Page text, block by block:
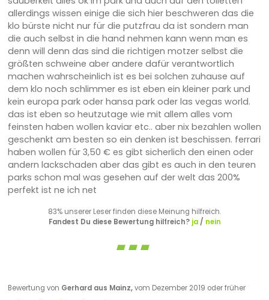
allerdings wissen einige die sich hier beschweren das die
klo bürste nicht nur für die putzfrau da ist sondern man
die auch selbst in die hand nehmen kann wenn man es
denn will denn das sind die richtigen motzer selbst die
größten schweine aber andere dafür verantwortlich
machen wahrscheinlich ist es bei solchen zuhause auf
dem klo noch schlimmer es ist eben ein kleiner park und
kein europa park oder hansa park oder las vegas world.
das ist eben so heutzutage wie mit allem alles vom
feinsten haben wollen kaviar etc.. aber nix bezahlen wollen
geschenkt am besten so ein denken ist beschissen. ferrari
haben wollen für 3,50 € es gibt sicherlich den einen oder
andern lackschaden aber das gibt es auch in den teuren
parks schon mal was gesehen auf der welt das 200%
perfekt ist ne ich net
83% unserer Leser finden diese Meinung hilfreich.
Fandest Du diese Bewertung hilfreich? ja/ nein
Bewertung von Gerhard aus Mainz,vom Dezember 2019 oder früher